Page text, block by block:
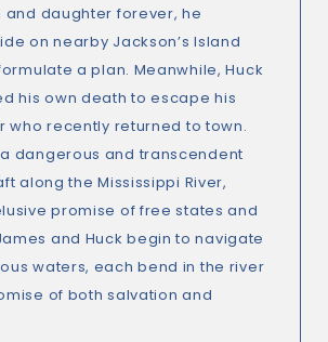
and daughter forever, he
on nearby Jackson’s Island
a plan. Meanwhile, Huck
his own death to escape his
who recently returned to town.
dangerous and transcendent
along the Mississippi River,
promise of free states and
and Huck begin to navigate
waters, each bend in the river
of both salvation and